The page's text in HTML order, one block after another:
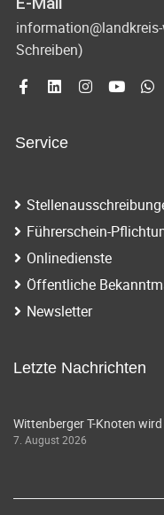
Schreiben)
Service
Führerschein-
Onlinedienste
Öffentliche
Newsletter
Letzte Nachrichten
Wittenberger T-Knoten
7. August 2026